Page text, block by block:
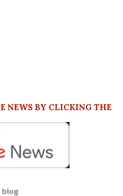
NEWS BY CLICKING THE
blog